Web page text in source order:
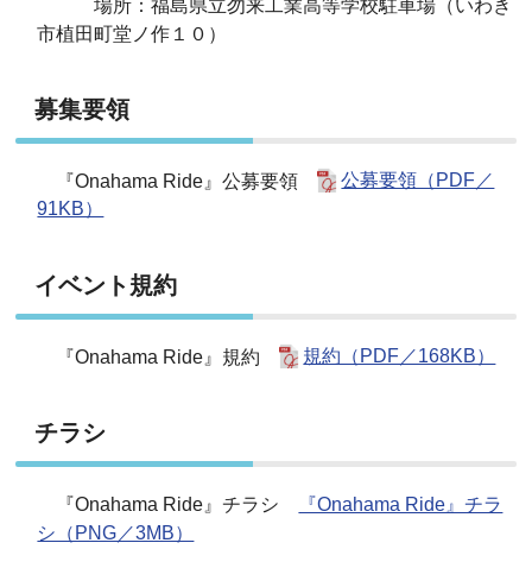
場所：福島県立勿来工業高等学校駐車場（いわき
市植田町堂ノ作１０）
募集要領
『Onahama Ride』公募要領
公募要領（PDF／
91KB）
イベント規約
『Onahama Ride』規約 規約（PDF／168KB）
チラシ
『Onahama Ride』チラシ
『Onahama Ride』チラ
シ（PNG／3MB）